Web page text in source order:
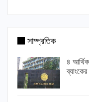
সাম্প্রতিক
৪
ব্যাংকের